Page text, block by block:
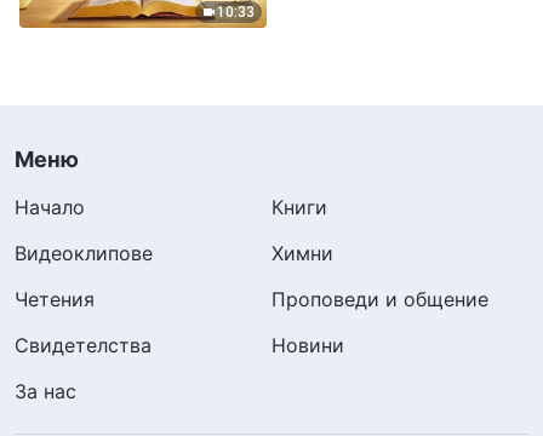
10:33
Меню
Начало
Книги
Видеоклипове
Химни
Четения
Проповеди и общение
Свидетелства
Новини
За нас